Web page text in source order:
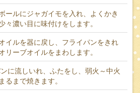
ールにジャガイモを入れ、よくかき
々濃い目に味付けをします。
イルを器に戻し、フライパンをきれ
リーブオイルをまわします。
に流しいれ、ふたをし、弱火～中火
るまで焼きます。